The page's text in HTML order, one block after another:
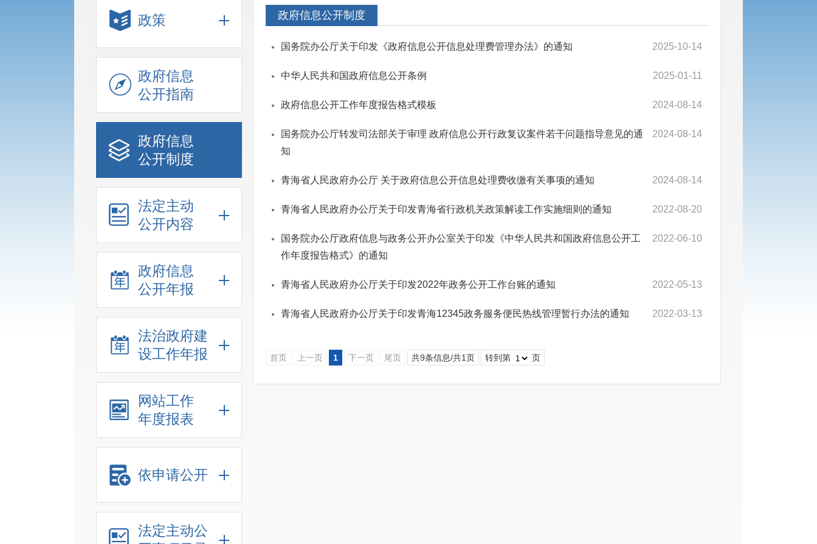
政策
政府信息
公开指南
政府信息
公开制度
法定主动
公开内容
政府信息
公开年报
法治政府建
设工作年报
网站工作
年度报表
依申请公开
法定主动公
政府信息公开制度
2025-10-14
国务院办公厅关于印发《政府信息公开信息处理费管理办法》的通知
2025-01-11
中华人民共和国政府信息公开条例
2024-08-14
政府信息公开工作年度报告格式模板
2024-08-14
国务院办公厅转发司法部关于审理 政府信息公开行政复议案件若干问题指导意见的通
知
2024-08-14
青海省人民政府办公厅 关于政府信息公开信息处理费收缴有关事项的通知
2022-08-20
青海省人民政府办公厅关于印发青海省行政机关政策解读工作实施细则的通知
2022-06-10
国务院办公厅政府信息与政务公开办公室关于印发《中华人民共和国政府信息公开工
作年度报告格式》的通知
2022-05-13
青海省人民政府办公厅关于印发2022年政务公开工作台账的通知
2022-03-13
青海省人民政府办公厅关于印发青海12345政务服务便民热线管理暂行办法的通知
首页 上一页 1 下一页 尾页 共9条信息/共1页 转到第 页